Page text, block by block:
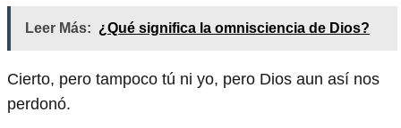
Leer Más: ¿Qué significa la omnisciencia de Dios?
Cierto, pero tampoco tú ni yo, pero Dios aun así nos
perdonó.